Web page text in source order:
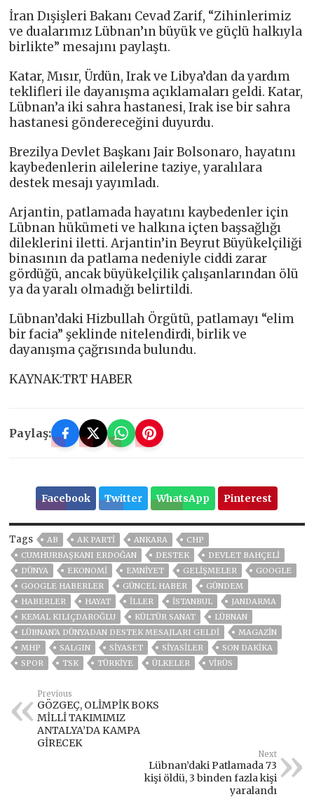
İran Dışişleri Bakanı Cevad Zarif, “Zihinlerimiz
ve dualarımız Lübnan’ın büyük ve güçlü halkıyla
birlikte” mesajını paylaştı.
Katar, Mısır, Ürdün, Irak ve Libya’dan da yardım
teklifleri ile dayanışma açıklamaları geldi. Katar,
Lübnan’a iki sahra hastanesi, Irak ise bir sahra
hastanesi göndereceğini duyurdu.
Brezilya Devlet Başkanı Jair Bolsonaro, hayatını
kaybedenlerin ailelerine taziye, yaralılara
destek mesajı yayımladı.
Arjantin, patlamada hayatını kaybedenler için
Lübnan hükümeti ve halkına içten başsağlığı
dileklerini iletti. Arjantin’in Beyrut Büyükelçiliği
binasının da patlama nedeniyle ciddi zarar
gördüğü, ancak büyükelçilik çalışanlarından ölü
ya da yaralı olmadığı belirtildi.
Lübnan’daki Hizbullah Örgütü, patlamayı “elim
bir facia” şeklinde nitelendirdi, birlik ve
dayanışma çağrısında bulundu.
KAYNAK:TRT HABER
Paylaş:
Facebook Twitter WhatsApp Pinterest
Tags AB AK PARTİ ANKARA
CHP
CUMHURBAŞKANI ERDOĞAN
DESTEK
DEVLET BAHÇELİ
DÜNYA
EKONOMİ EMNİYET GELIŞMELER
GOOGLE
GOOGLE HABERLER
GÜNCEL HABER
GÜNDEM
HABERLER
HAYAT İLLER ISTANBUL
JANDARMA
KEMAL KILIÇDAROĞLU
KÜLTÜR SANAT
LÜBNAN
LÜBNAN'A DÜNYADAN DESTEK MESAJLARI GELDI
MAGAZİN
MHP
SALGIN SİYASET SİYASİLER
SON DAKIKA
SPOR
TSK TÜRKİYE ÜLKELER VIRÜS
Previous
GÖZGEÇ, OLİMPİK BOKS
MİLLİ TAKIMIMIZ
ANTALYA’DA KAMPA
GİRECEK
Next
Lübnan’daki Patlamada 73
kişi öldü, 3 binden fazla kişi
yaralandı